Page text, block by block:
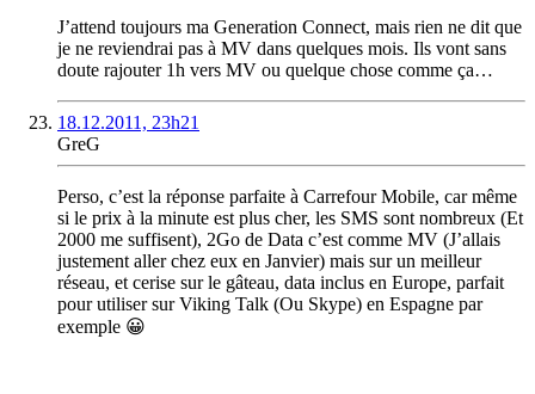
J’attend toujours ma Generation Connect, mais rien ne dit que
je ne reviendrai pas à MV dans quelques mois. Ils vont sans
doute rajouter 1h vers MV ou quelque chose comme ça…
18.12.2011, 23h21
GreG
Perso, c’est la réponse parfaite à Carrefour Mobile, car même
si le prix à la minute est plus cher, les SMS sont nombreux (Et
2000 me suffisent), 2Go de Data c’est comme MV (J’allais
justement aller chez eux en Janvier) mais sur un meilleur
réseau, et cerise sur le gâteau, data inclus en Europe, parfait
pour utiliser sur Viking Talk (Ou Skype) en Espagne par
exemple 😀